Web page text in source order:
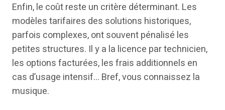
Enfin, le coût reste un critère déterminant. Les
modèles tarifaires des solutions historiques,
parfois complexes, ont souvent pénalisé les
petites structures. Il y a la licence par technicien,
les options facturées, les frais additionnels en
cas d’usage intensif… Bref, vous connaissez la
musique.